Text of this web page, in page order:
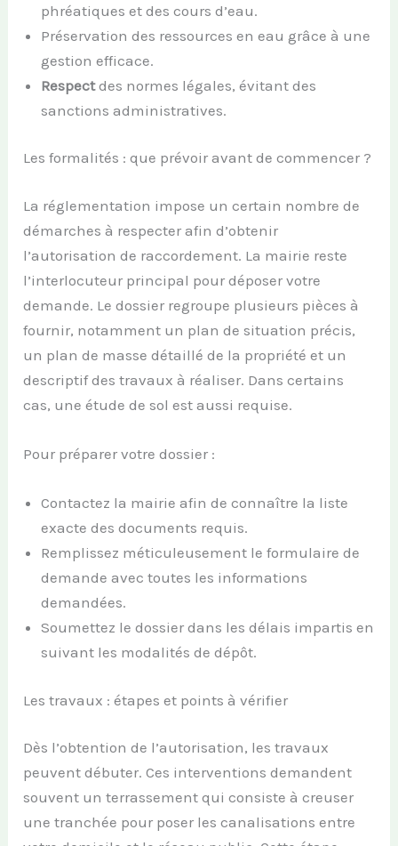
phréatiques et des cours d’eau.
Préservation des ressources en eau grâce à une
gestion efficace.
Respectdes normes légales, évitant des
sanctions administratives.
Les formalités : que prévoir avant de commencer ?
La réglementation impose un certain nombre de
démarches à respecter afin d’obtenir
l’autorisation de raccordement. La mairie reste
l’interlocuteur principal pour déposer votre
demande. Le dossier regroupe plusieurs pièces à
fournir, notamment un plan de situation précis,
un plan de masse détaillé de la propriété et un
descriptif des travaux à réaliser. Dans certains
cas, une étude de sol est aussi requise.
Pour préparer votre dossier :
Contactez la mairie afin de connaître la liste
exacte des documents requis.
Remplissez méticuleusement le formulaire de
demande avec toutes les informations
demandées.
Soumettez le dossier dans les délais impartis en
suivant les modalités de dépôt.
Les travaux : étapes et points à vérifier
Dès l’obtention de l’autorisation, les travaux
peuvent débuter. Ces interventions demandent
souvent un terrassement qui consiste à creuser
une tranchée pour poser les canalisations entre